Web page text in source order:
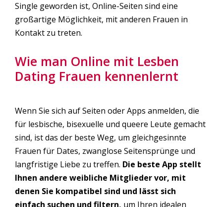
Single geworden ist, Online-Seiten sind eine
großartige Möglichkeit, mit anderen Frauen in
Kontakt zu treten.
Wie man Online mit Lesben
Dating Frauen kennenlernt
Wenn Sie sich auf Seiten oder Apps anmelden, die
für lesbische, bisexuelle und queere Leute gemacht
sind, ist das der beste Weg, um gleichgesinnte
Frauen für Dates, zwanglose Seitensprünge und
langfristige Liebe zu treffen. Die beste App stellt
Ihnen andere weibliche Mitglieder vor, mit
denen Sie kompatibel sind und lässt sich
einfach suchen und filtern, um Ihren idealen